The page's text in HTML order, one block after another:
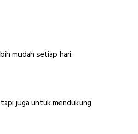
mudah setiap hari.
juga untuk mendukung